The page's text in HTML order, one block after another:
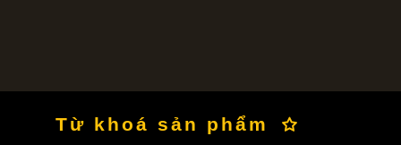
Từ khoá sản phẩm